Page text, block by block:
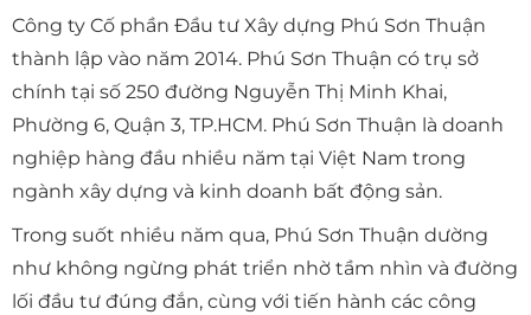
Công ty Cố phần Đầu tư Xây dựng Phú Sơn Thuận
thành lập vào năm 2014. Phú Sơn Thuận có trụ sở
chính tại số 250 đường Nguyễn Thị Minh Khai,
Phường 6, Quận 3, TP.HCM. Phú Sơn Thuận là doanh
nghiệp hàng đầu nhiều năm tại Việt Nam trong
ngành xây dựng và kinh doanh bất động sản.
Trong suốt nhiều năm qua, Phú Sơn Thuận dường
như không ngừng phát triển nhờ tầm nhìn và đường
lối đầu tư đúng đắn, cùng với tiến hành các công